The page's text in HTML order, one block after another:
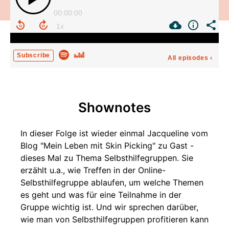
00:00:00
Subscribe All episodes ›
Shownotes
In dieser Folge ist wieder einmal Jacqueline vom
Blog "Mein Leben mit Skin Picking" zu Gast -
dieses Mal zu Thema Selbsthilfegruppen. Sie
erzählt u.a., wie Treffen in der Online-
Selbsthilfegruppe ablaufen, um welche Themen
es geht und was für eine Teilnahme in der
Gruppe wichtig ist. Und wir sprechen darüber,
wie man von Selbsthilfegruppen profitieren kann